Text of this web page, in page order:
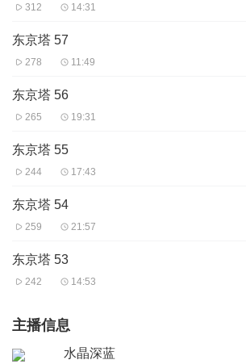
312 14:31
东京塔 57
278 11:49
东京塔 56
265 19:31
东京塔 55
244 17:43
东京塔 54
259 21:57
东京塔 53
242 14:53
主播信息
水晶深蓝